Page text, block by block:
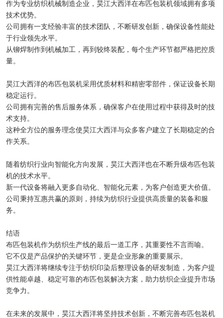
作为专业纺织机械制造企业，昊江大西洋在布匹包装机领域拥有多项
技术优势。
公司拥有一支经验丰富的技术团队，不断研发创新，确保设备性能处
于行业领先水平。
从铆焊制作到机械加工，再到较终装配，每个生产环节都严格把控质
量。
昊江大西洋的布匹包装机采用优质材料和精密零部件，保证设备长期
稳定运行。
公司拥有完善的售后服务体系，确保客户在使用过程中获得及时的技
术支持。
这种全方位的服务理念使昊江大西洋与众多客户建立了长期稳定的合
作关系。
随着纺织行业向智能化方向发展，昊江大西洋也在不断升级布匹包装
机的技术水平。
新一代设备将融入更多自动化、智能化元素，为客户创造更大价值。
公司秉持互惠共赢的原则，持续为纺织行业提供高质量的装备和服
务。
结语
布匹包装机作为纺织生产线的最后一道工序，其重要性不言而喻。
它不仅是产品保护的关键环节，更是企业形象的重要展示。
昊江大西洋将继续专注于纺织印染后整理设备的研发制造，为客户提
供性能卓越、稳定可靠的布匹包装解决方案，助力纺织企业提升市场
竞争力。
在未来的发展中，昊江大西洋将坚持技术创新，不断完善布匹包装机